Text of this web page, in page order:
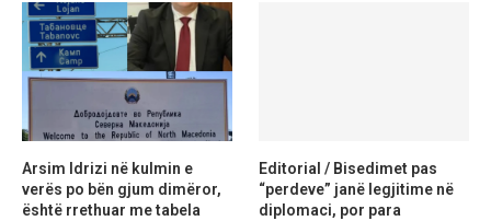
Arsim Idrizi në kulmin e
verës po bën gjum dimëror,
është rrethuar me tabela
Editorial / Bisedimet pas
“perdeve” janë legjitime në
diplomaci, por para